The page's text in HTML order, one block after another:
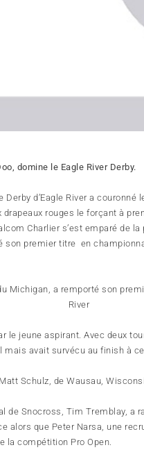
domine le Eagle River Derby.
d’Eagle River a couronné
drapeaux rouges le forçant à
Charlier s’est emparé de
premier titre en
Michigan, a remporté son
River
le jeune aspirant. Avec deux
avait survécu au finish à
Schulz, de Wausau,
de Snocross, Tim Tremblay, a
alors que Peter Narsa, une
la compétition Pro Open.